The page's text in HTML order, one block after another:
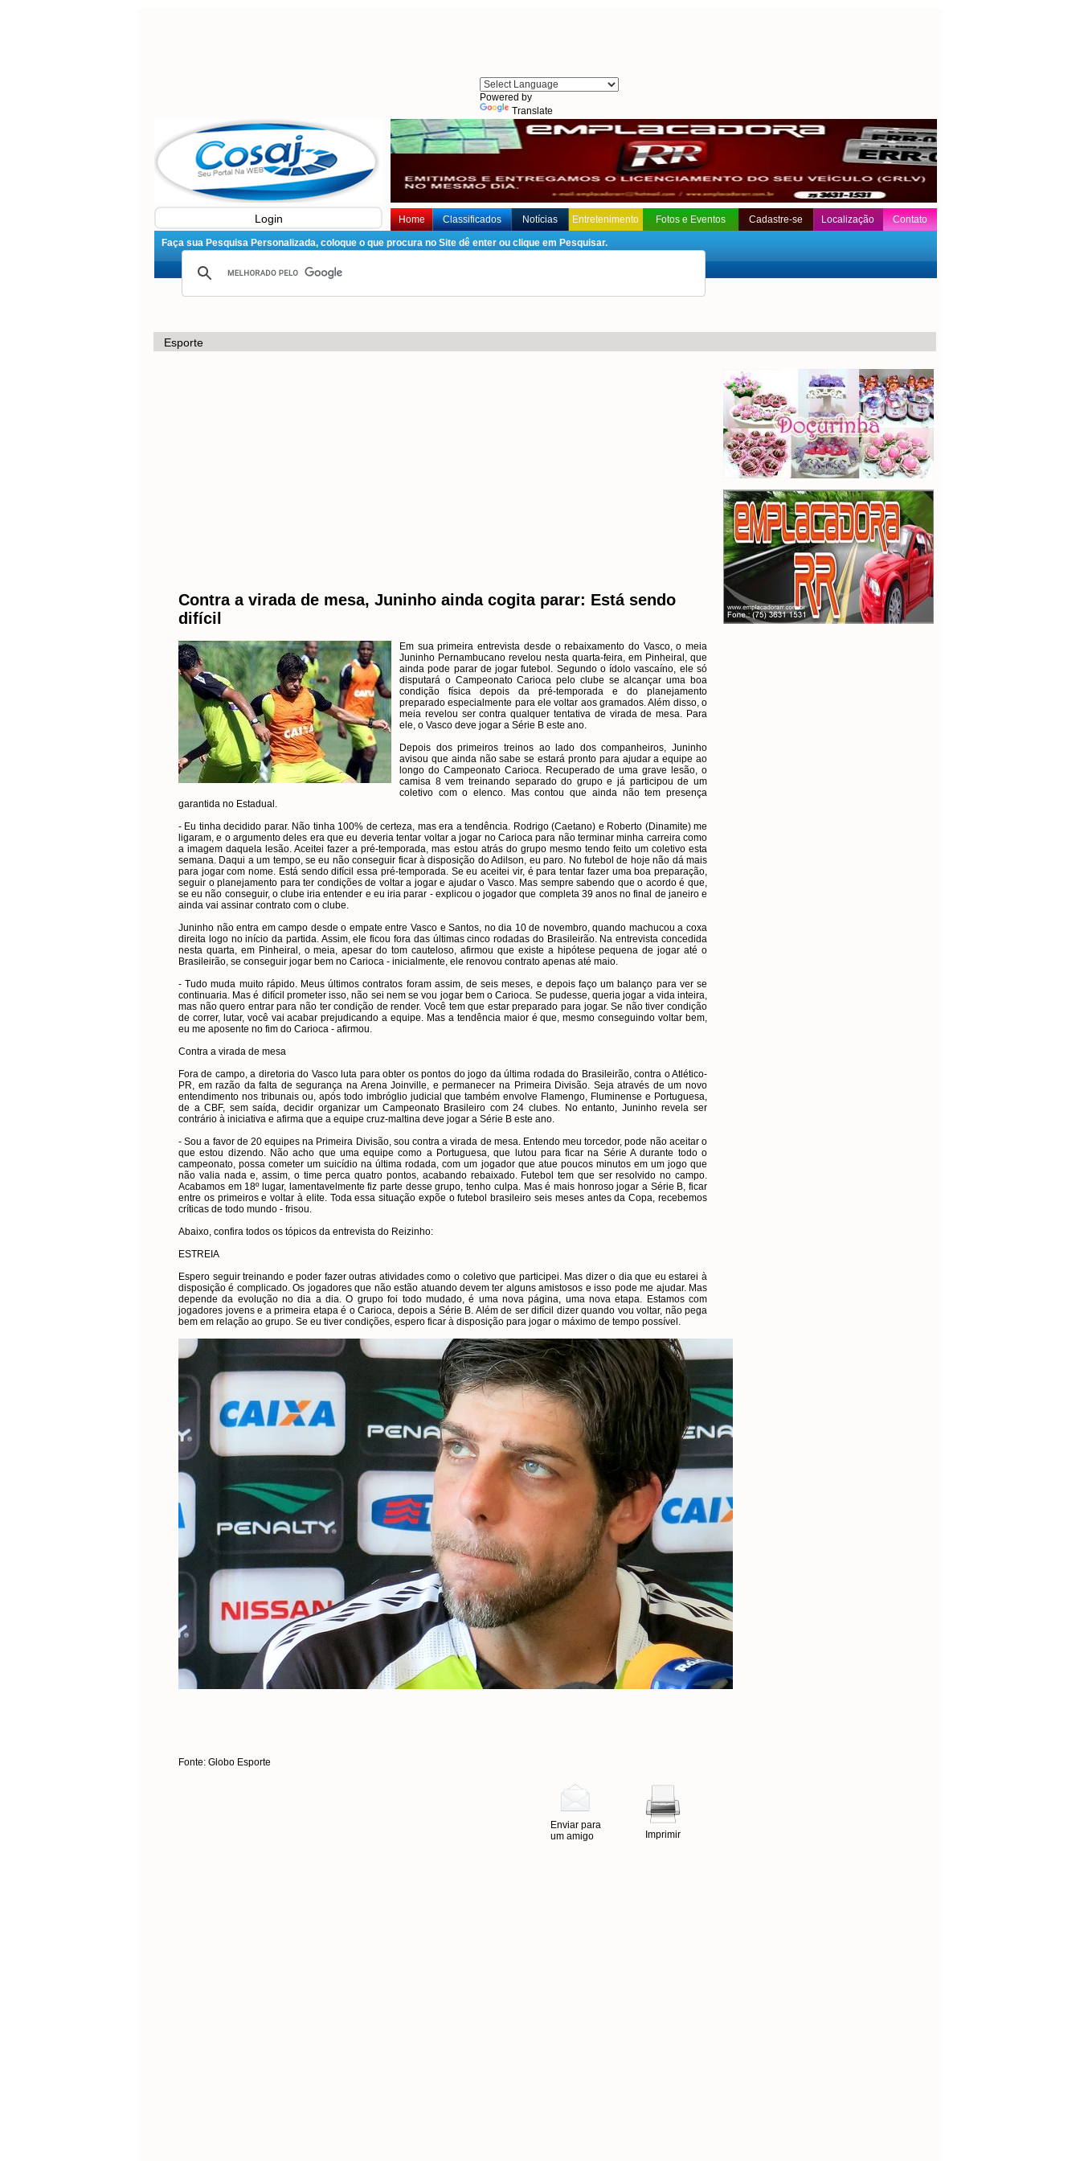
Powered by
Translate
Login Home Classificados Notícias Entretenimento Fotos e Eventos Cadastre-se Localização Contato
Faça sua Pesquisa Personalizada, coloque o que procura no Site dê enter ou clique em Pesquisar.
Esporte
Contra a virada de mesa, Juninho ainda cogita parar: Está sendo
difícil
Em sua primeira entrevista desde o rebaixamento do Vasco, o meia
Juninho Pernambucano revelou nesta quarta-feira, em Pinheiral, que
ainda pode parar de jogar futebol. Segundo o ídolo vascaíno, ele só
disputará o Campeonato Carioca pelo clube se alcançar uma boa
condição física depois da pré-temporada e do planejamento
preparado especialmente para ele voltar aos gramados. Além disso, o
meia revelou ser contra qualquer tentativa de virada de mesa. Para
ele, o Vasco deve jogar a Série B este ano.
Depois dos primeiros treinos ao lado dos companheiros, Juninho
avisou que ainda não sabe se estará pronto para ajudar a equipe ao
longo do Campeonato Carioca. Recuperado de uma grave lesão, o
camisa 8 vem treinando separado do grupo e já participou de um
coletivo com o elenco. Mas contou que ainda não tem presença
garantida no Estadual.
- Eu tinha decidido parar. Não tinha 100% de certeza, mas era a tendência. Rodrigo (Caetano) e Roberto (Dinamite) me
ligaram, e o argumento deles era que eu deveria tentar voltar a jogar no Carioca para não terminar minha carreira como
a imagem daquela lesão. Aceitei fazer a pré-temporada, mas estou atrás do grupo mesmo tendo feito um coletivo esta
semana. Daqui a um tempo, se eu não conseguir ficar à disposição do Adilson, eu paro. No futebol de hoje não dá mais
para jogar com nome. Está sendo difícil essa pré-temporada. Se eu aceitei vir, é para tentar fazer uma boa preparação,
seguir o planejamento para ter condições de voltar a jogar e ajudar o Vasco. Mas sempre sabendo que o acordo é que,
se eu não conseguir, o clube iria entender e eu iria parar - explicou o jogador que completa 39 anos no final de janeiro e
ainda vai assinar contrato com o clube.
Juninho não entra em campo desde o empate entre Vasco e Santos, no dia 10 de novembro, quando machucou a coxa
direita logo no início da partida. Assim, ele ficou fora das últimas cinco rodadas do Brasileirão. Na entrevista concedida
nesta quarta, em Pinheiral, o meia, apesar do tom cauteloso, afirmou que existe a hipótese pequena de jogar até o
Brasileirão, se conseguir jogar bem no Carioca - inicialmente, ele renovou contrato apenas até maio.
- Tudo muda muito rápido. Meus últimos contratos foram assim, de seis meses, e depois faço um balanço para ver se
continuaria. Mas é difícil prometer isso, não sei nem se vou jogar bem o Carioca. Se pudesse, queria jogar a vida inteira,
mas não quero entrar para não ter condição de render. Você tem que estar preparado para jogar. Se não tiver condição
de correr, lutar, você vai acabar prejudicando a equipe. Mas a tendência maior é que, mesmo conseguindo voltar bem,
eu me aposente no fim do Carioca - afirmou.
Contra a virada de mesa
Fora de campo, a diretoria do Vasco luta para obter os pontos do jogo da última rodada do Brasileirão, contra o Atlético-
PR, em razão da falta de segurança na Arena Joinville, e permanecer na Primeira Divisão. Seja através de um novo
entendimento nos tribunais ou, após todo imbróglio judicial que também envolve Flamengo, Fluminense e Portuguesa,
de a CBF, sem saída, decidir organizar um Campeonato Brasileiro com 24 clubes. No entanto, Juninho revela ser
contrário à iniciativa e afirma que a equipe cruz-maltina deve jogar a Série B este ano.
- Sou a favor de 20 equipes na Primeira Divisão, sou contra a virada de mesa. Entendo meu torcedor, pode não aceitar o
que estou dizendo. Não acho que uma equipe como a Portuguesa, que lutou para ficar na Série A durante todo o
campeonato, possa cometer um suicídio na última rodada, com um jogador que atue poucos minutos em um jogo que
não valia nada e, assim, o time perca quatro pontos, acabando rebaixado. Futebol tem que ser resolvido no campo.
Acabamos em 18º lugar, lamentavelmente fiz parte desse grupo, tenho culpa. Mas é mais honroso jogar a Série B, ficar
entre os primeiros e voltar à elite. Toda essa situação expõe o futebol brasileiro seis meses antes da Copa, recebemos
críticas de todo mundo - frisou.
Abaixo, confira todos os tópicos da entrevista do Reizinho:
ESTREIA
Espero seguir treinando e poder fazer outras atividades como o coletivo que participei. Mas dizer o dia que eu estarei à
disposição é complicado. Os jogadores que não estão atuando devem ter alguns amistosos e isso pode me ajudar. Mas
depende da evolução no dia a dia. O grupo foi todo mudado, é uma nova página, uma nova etapa. Estamos com
jogadores jovens e a primeira etapa é o Carioca, depois a Série B. Além de ser difícil dizer quando vou voltar, não pega
bem em relação ao grupo. Se eu tiver condições, espero ficar à disposição para jogar o máximo de tempo possível.
Fonte: Globo Esporte
Enviar para
um amigo
Imprimir